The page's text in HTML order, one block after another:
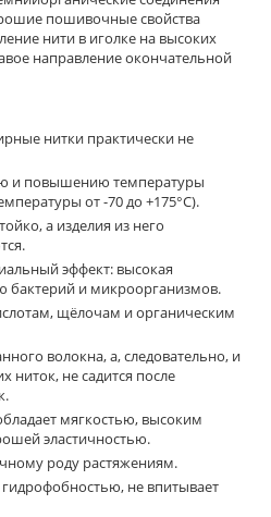
пошивочные свойства
нити в иголке на высоких
направление окончательной
нитки практически не
и повышению температуры
от -70 до +175°С).
а изделия из него
эффект: высокая
бактерий и микроорганизмов.
щёлочам и органическим
волокна, а, следовательно, и
не садится после
мягкостью, высоким
эластичностью.
роду растяжениям.
не впитывает